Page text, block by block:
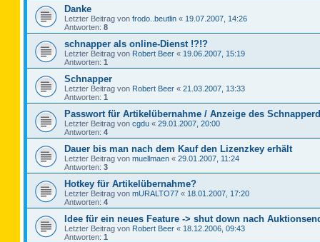
Danke
Letzter Beitrag von frodo..beutlin « 19.07.2007, 14:26
Antworten: 8
schnapper als online-Dienst !?!?
Letzter Beitrag von Robert Beer « 19.06.2007, 15:19
Antworten: 1
Schnapper
Letzter Beitrag von Robert Beer « 21.03.2007, 13:33
Antworten: 1
Passwort für Artikelübernahme / Anzeige des
Letzter Beitrag von cgdu « 29.01.2007, 20:00
Antworten: 4
Dauer bis man nach dem Kauf den Lizenzkey erhält
Letzter Beitrag von muellmaen « 29.01.2007, 11:24
Antworten: 3
Hotkey für Artikelübernahme?
Letzter Beitrag von mURALTO77 « 18.01.2007, 17:20
Antworten: 4
Idee für ein neues Feature -> shut down nach
Letzter Beitrag von Robert Beer « 18.12.2006, 09:43
Antworten: 1